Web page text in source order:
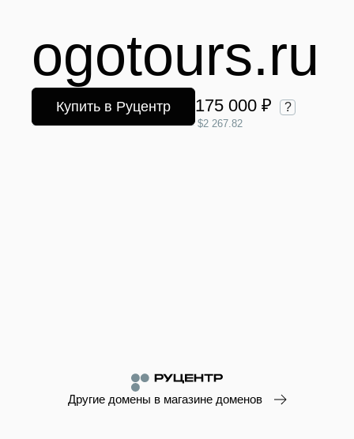
ogotours.ru
Купить в Руцентр 175 000 ₽ ?
$2 267.82
Другие домены в магазине доменов